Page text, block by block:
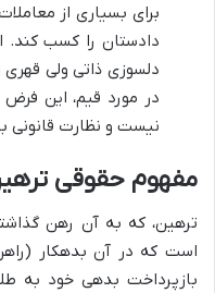
برای بسیاری از
دادستان را کسب کند.
دلسوزی ذاتی ولی
در مورد قیم، این
نیست و نظارت قانونی
مفهوم حقوقی
ترهین، که به آن رهن
است که در آن بدهکار
بازپرداخت بدهی خود به